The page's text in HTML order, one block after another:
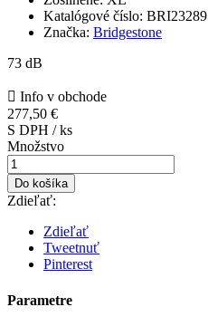
Katalógové číslo: BRI23289
Značka: Bridgestone
73 dB
 Info v obchode
277,50 €
S DPH / ks
Množstvo
Do košíka
Zdieľať:
Zdieľať
Tweetnuť
Pinterest
Parametre